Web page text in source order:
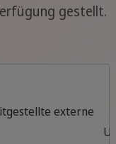
gestellt.
externe